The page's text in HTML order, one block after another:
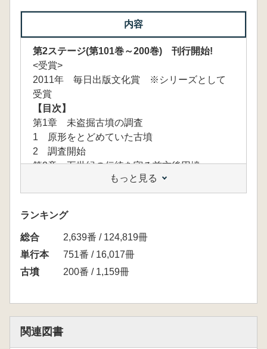
内容
第2ステージ(第101巻～200巻) 刊行開始!
<受賞>
2011年 毎日出版文化賞 ※シリーズとして
受賞
【目次】
第1章 未盗掘古墳の調査
1 原形をとどめていた古墳
2 調査開始
第2章 五世紀の伝統を守る前方後円墳
1 観音山古墳が造営された地
2 観音山古墳の墳形
3 群馬県では最大規模の石室
第3章 埴輪は語る
1 この世の家と他界の家
2 鎮魂祭祀と権威の象徴
3 山上他界へいざなう飾馬
4 埴輪はどこでつくられたか
3 甲冑と馬具が示す武人像
もっと見る
ランキング
総合
2,639番 / 124,819冊
単行本
751番 / 16,017冊
古墳
200番 / 1,159冊
関連図書